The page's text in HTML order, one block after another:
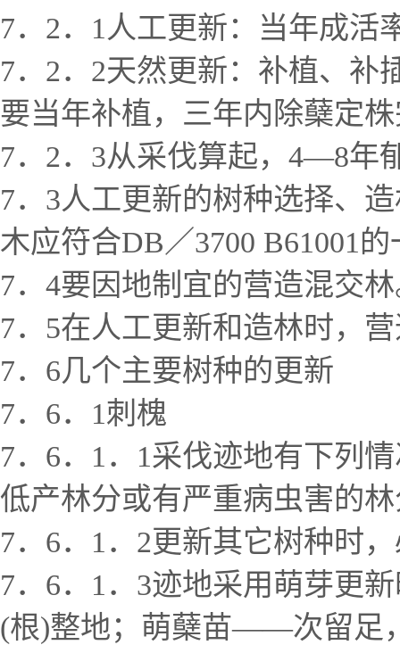
7．2．1人工更新：当年成活
7．2．2天然更新：补植、补
要当年补植，三年内除蘖定
7．2．3从采伐算起，4—8年
7．3人工更新的树种选择、
木应符合DB／3700 B61001
7．4要因地制宜的营造混交
7．5在人工更新和造林时，
7．6几个主要树种的更新
7．6．1刺槐
7．6．1．1采伐迹地有下列
低产林分或有严重病虫害的
7．6．1．2更新其它树种时
7．6．1．3迹地采用萌芽更
(根)整地；萌蘖苗——次留足